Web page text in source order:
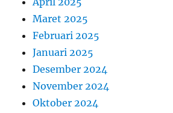
Maret 2025
Februari 2025
Januari 2025
Desember 2024
November 2024
Oktober 2024